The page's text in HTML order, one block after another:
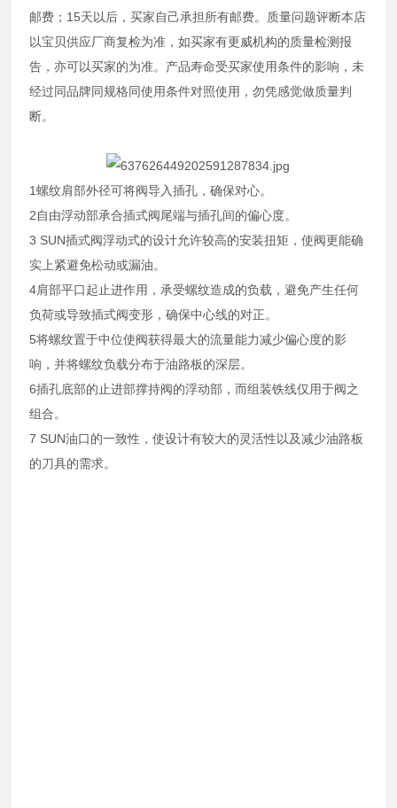
邮费；15天以后，买家自己承担所有邮费。质量问题评断本店
以宝贝供应厂商复检为准，如买家有更威机构的质量检测报
告，亦可以买家的为准。产品寿命受买家使用条件的影响，未
经过同品牌同规格同使用条件对照使用，勿凭感觉做质量判
断。
1螺纹肩部外径可将阀导入插孔，确保对心。
2自由浮动部承合插式阀尾端与插孔间的偏心度。
3 SUN插式阀浮动式的设计允许较高的安装扭矩，使阀更能确
实上紧避免松动或漏油。
4肩部平口起止进作用，承受螺纹造成的负载，避免产生任何
负荷或导致插式阀变形，确保中心线的对正。
5将螺纹置于中位使阀获得最大的流量能力减少偏心度的影
响，并将螺纹负载分布于油路板的深层。
6插孔底部的止进部撑持阀的浮动部，而组装铁线仅用于阀之
组合。
7 SUN油口的一致性，使设计有较大的灵活性以及减少油路板
的刀具的需求。